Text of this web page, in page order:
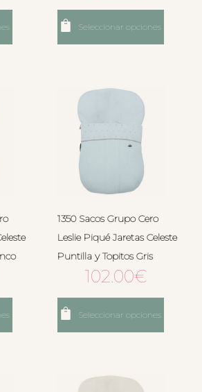
Seleccionar opciones
1350 Sacos Grupo Cero
Leslie Piqué Jaretas Celeste
Puntilla y Topitos Gris
102.00€
Seleccionar opciones